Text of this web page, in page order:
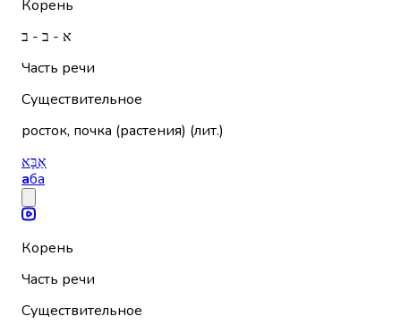
Корень
א - ב - ב
Часть речи
Существительное
росток, почка (растения) (лит.)
אַבָּא
аба
Корень
Часть речи
Существительное